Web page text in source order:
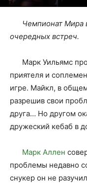
Чемпионат Мира
очередных встреч.
Марк Уильямс
приятеля и
игре. Майкл, в
разрешив свои
друга… Но другом
дружеский кебаб в
Марк Аллен
проблемы недавно
снукер он не